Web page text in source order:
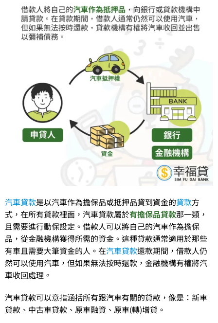
汽車貸款是以汽車作為擔保品或抵押品貸到資金的貸款方
式，在所有貸款裡面，汽車貸款屬於有擔保品貸款那一類，
且需要進行動保設定。借款人可以將自己的汽車作為擔保
品，從金融機構獲得所需的資金。這種貸款通常適用於那些
有車且需要大筆資金的人。在汽車貸款還款期間，借款人仍
然可以使用汽車，但如果無法按時還款，金融機構有權將汽
車收回處理。
汽車貸款可以意指涵括所有跟汽車有關的貸款，像是：新車
貸款、中古車貸款、原車融資、原車(轉)增貸。